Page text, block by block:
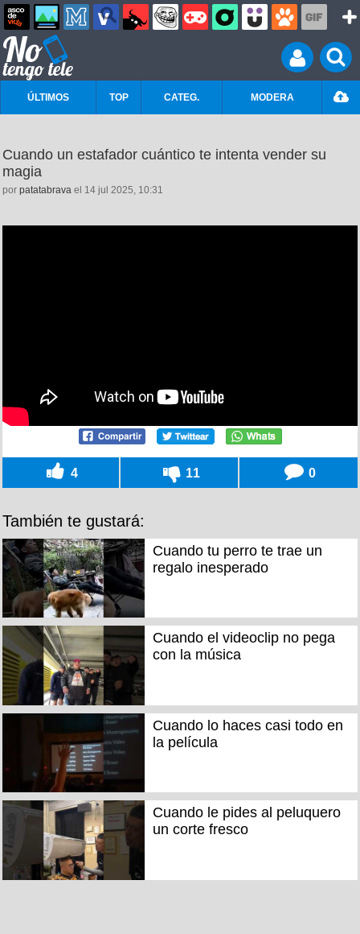
ÚLTIMOS TOP CATEG. MODERA
Cuando un estafador cuántico te intenta vender su
magia
por patatabrava el 14 jul 2025, 10:31
4 11 0
También te gustará:
Cuando tu perro te trae un
regalo inesperado
Cuando el videoclip no pega
con la música
Cuando lo haces casi todo en
la película
Cuando le pides al peluquero
un corte fresco